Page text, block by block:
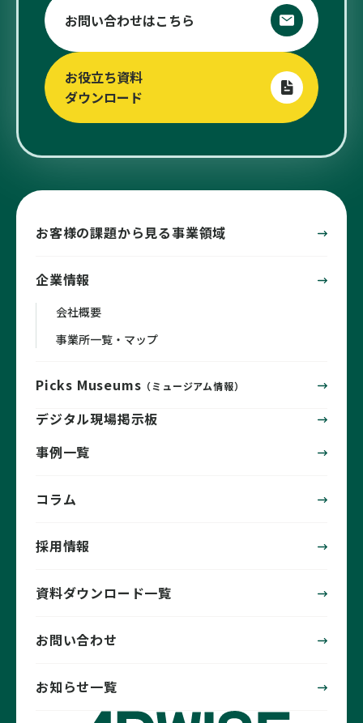
お問い合わせはこちら
お役立ち資料
ダウンロード
お客様の課題から見る事業領域
企業情報
会社概要
事業所一覧・マップ
Picks Museums （ミュージアム情報）
デジタル現場掲示板
事例一覧
コラム
採用情報
資料ダウンロード一覧
お問い合わせ
お知らせ一覧